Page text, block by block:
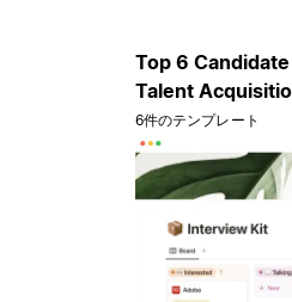
Top 6
Talent
6件のテンプレート